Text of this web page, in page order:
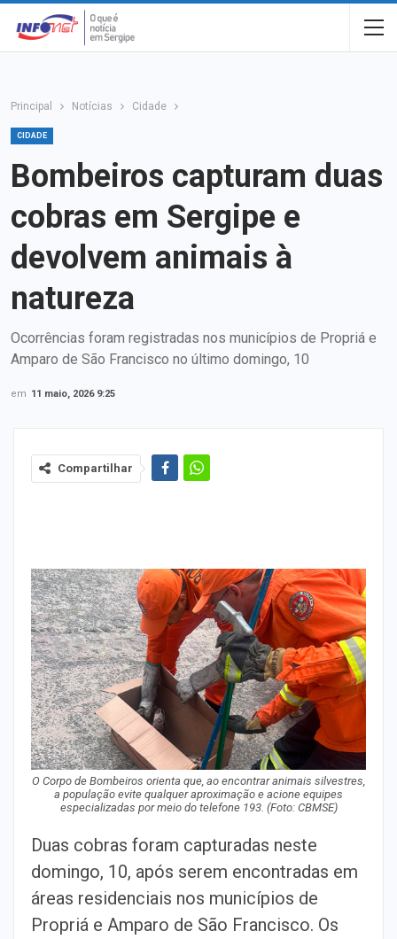
Principal Notícias Cidade
CIDADE
Bombeiros capturam duas
cobras em Sergipe e
devolvem animais à
natureza
Ocorrências foram registradas nos municípios de Propriá e
Amparo de São Francisco no último domingo, 10
em 11 maio, 2026 9:25
Compartilhar
O Corpo de Bombeiros orienta que, ao encontrar animais silvestres,
a população evite qualquer aproximação e acione equipes
especializadas por meio do telefone 193. (Foto: CBMSE)
Duas cobras foram capturadas neste
domingo, 10, após serem encontradas em
áreas residenciais nos municípios de
Propriá e Amparo de São Francisco. Os